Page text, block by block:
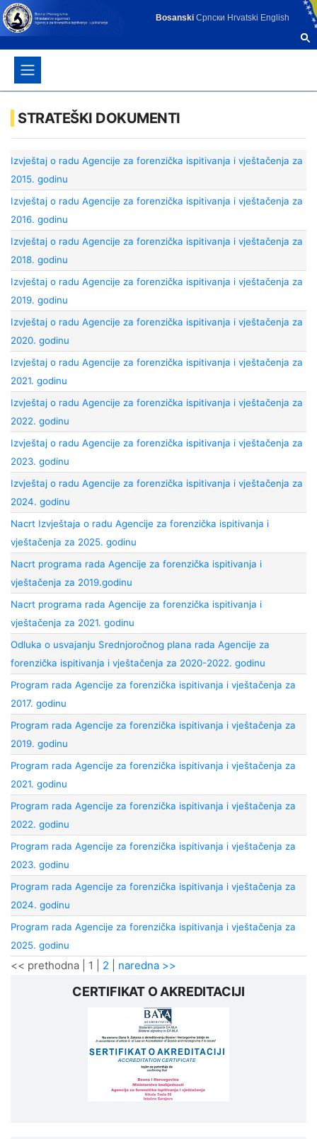
Bosanski Српски Hrvatski English
STRATEŠKI DOKUMENTI
Izvještaj o radu Agencije za forenzička ispitivanja i vještačenja za
2015. godinu
Izvještaj o radu Agencije za forenzička ispitivanja i vještačenja za
2016. godinu
Izvještaj o radu Agencije za forenzička ispitivanja i vještačenja za
2018. godinu
Izvještaj o radu Agencije za forenzička ispitivanja i vještačenja za
2019. godinu
Izvještaj o radu Agencije za forenzička ispitivanja i vještačenja za
2020. godinu
Izvještaj o radu Agencije za forenzička ispitivanja i vještačenja za
2021. godinu
Izvještaj o radu Agencije za forenzička ispitivanja i vještačenja za
2022. godinu
Izvještaj o radu Agencije za forenzička ispitivanja i vještačenja za
2023. godinu
Izvještaj o radu Agencije za forenzička ispitivanja i vještačenja za
2024. godinu
Nacrt Izvještaja o radu Agencije za forenzička ispitivanja i
vještačenja za 2025. godinu
Nacrt programa rada Agencije za forenzička ispitivanja i
vještačenja za 2019.godinu
Nacrt programa rada Agencije za forenzička ispitivanja i
vještačenja za 2021. godinu
Odluka o usvajanju Srednjoročnog plana rada Agencije za
forenzička ispitivanja i vještačenja za 2020-2022. godinu
Program rada Agencije za forenzička ispitivanja i vještačenja za
2017. godinu
Program rada Agencije za forenzička ispitivanja i vještačenja za
2019. godinu
Program rada Agencije za forenzička ispitivanja i vještačenja za
2021. godinu
Program rada Agencije za forenzička ispitivanja i vještačenja za
2022. godinu
Program rada Agencije za forenzička ispitivanja i vještačenja za
2023. godinu
Program rada Agencije za forenzička ispitivanja i vještačenja za
2024. godinu
Program rada Agencije za forenzička ispitivanja i vještačenja za
2025. godinu
<< prethodna 1 2 naredna >>
CERTIFIKAT O AKREDITACIJI